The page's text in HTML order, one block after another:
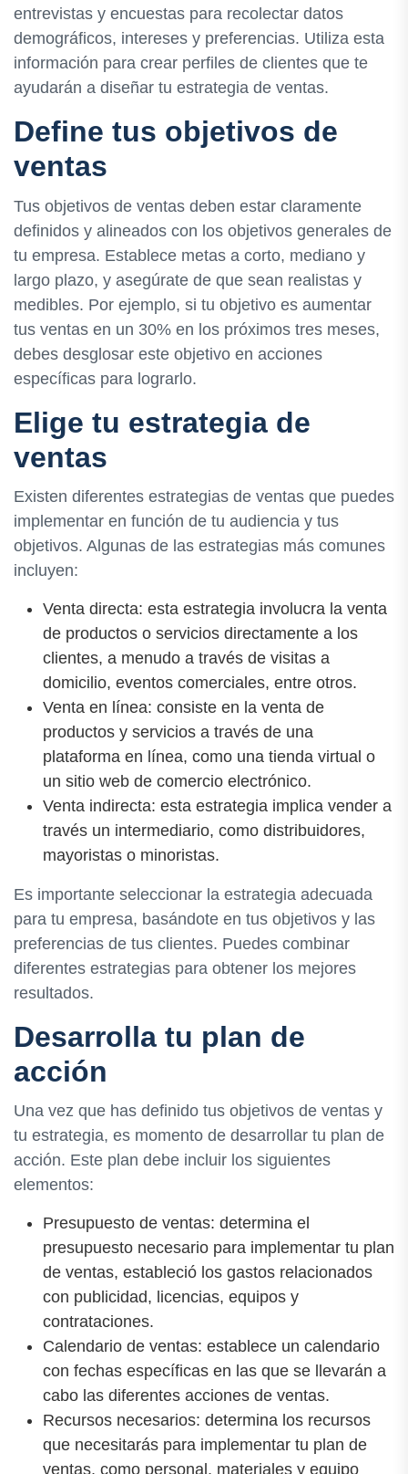
entrevistas y encuestas para recolectar datos
demográficos, intereses y preferencias. Utiliza esta
información para crear perfiles de clientes que te
ayudarán a diseñar tu estrategia de ventas.
Define tus objetivos de
ventas
Tus objetivos de ventas deben estar claramente
definidos y alineados con los objetivos generales de
tu empresa. Establece metas a corto, mediano y
largo plazo, y asegúrate de que sean realistas y
medibles. Por ejemplo, si tu objetivo es aumentar
tus ventas en un 30% en los próximos tres meses,
debes desglosar este objetivo en acciones
específicas para lograrlo.
Elige tu estrategia de
ventas
Existen diferentes estrategias de ventas que puedes
implementar en función de tu audiencia y tus
objetivos. Algunas de las estrategias más comunes
incluyen:
Venta directa: esta estrategia involucra la venta
de productos o servicios directamente a los
clientes, a menudo a través de visitas a
domicilio, eventos comerciales, entre otros.
Venta en línea: consiste en la venta de
productos y servicios a través de una
plataforma en línea, como una tienda virtual o
un sitio web de comercio electrónico.
Venta indirecta: esta estrategia implica vender a
través un intermediario, como distribuidores,
mayoristas o minoristas.
Es importante seleccionar la estrategia adecuada
para tu empresa, basándote en tus objetivos y las
preferencias de tus clientes. Puedes combinar
diferentes estrategias para obtener los mejores
resultados.
Desarrolla tu plan de
acción
Una vez que has definido tus objetivos de ventas y
tu estrategia, es momento de desarrollar tu plan de
acción. Este plan debe incluir los siguientes
elementos:
Presupuesto de ventas: determina el
presupuesto necesario para implementar tu plan
de ventas, estableció los gastos relacionados
con publicidad, licencias, equipos y
contrataciones.
Calendario de ventas: establece un calendario
con fechas específicas en las que se llevarán a
cabo las diferentes acciones de ventas.
Recursos necesarios: determina los recursos
que necesitarás para implementar tu plan de
ventas, como personal, materiales y equipo